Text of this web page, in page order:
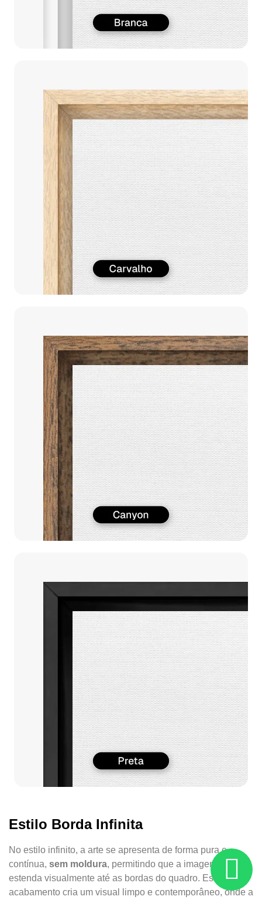
Estilo Borda Infinita
No estilo infinito, a arte se apresenta de forma pura e
contínua, sem moldura, permitindo que a imagem se
estenda visualmente até as bordas do quadro. Esse
acabamento cria um visual limpo e contemporâneo, onde a